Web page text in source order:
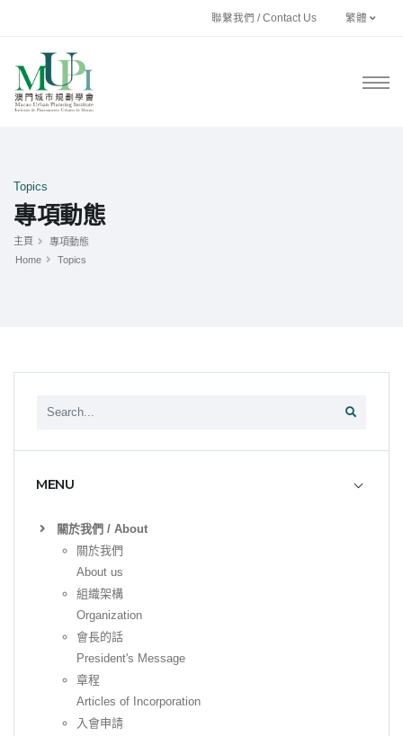
聯繫我們 / Contact Us 繁體
Topics
專項動態
主頁
專項動態
Home
Topics
MENU
關於我們 / About
關於我們
About us
組織架構
Organization
會長的話
President's Message
章程
Articles of Incorporation
入會申請